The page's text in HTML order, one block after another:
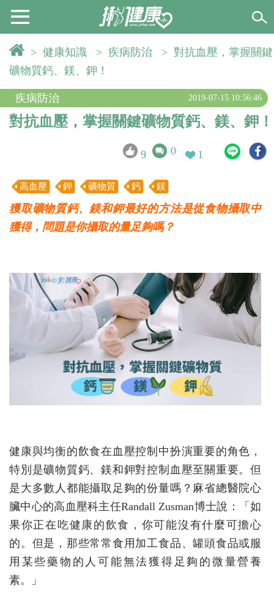
> 健康知識 > 疾病防治 > 對抗血壓，掌握關鍵
礦物質鈣、鎂、鉀！
疾病防治 2019-07-15 10:56:46
對抗血壓，掌握關鍵礦物質鈣、鎂、鉀！
9 0 1
高血壓 鉀 礦物質 鈣 鎂
獲取礦物質鈣、鎂和鉀最好的方法是從食物攝取中
獲得，問題是你攝取的量足夠嗎？
健康與均衡的飲食在血壓控制中扮演重要的角色，
特別是礦物質鈣、鎂和鉀對控制血壓至關重要。但
是大多數人都能攝取足夠的份量嗎？麻省總醫院心
臟中心的高血壓科主任Randall Zusman博士說：「如
果你正在吃健康的飲食，你可能沒有什麼可擔心
的。但是，那些常常食用加工食品、罐頭食品或服
用某些藥物的人可能無法獲得足夠的微量營養
素。」